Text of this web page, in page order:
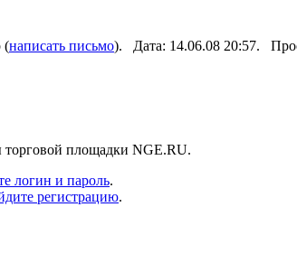
(написать письмо). Дата: 14.06.08 20:57.
торговой площадки NGE.RU.
логин и пароль.
регистрацию.